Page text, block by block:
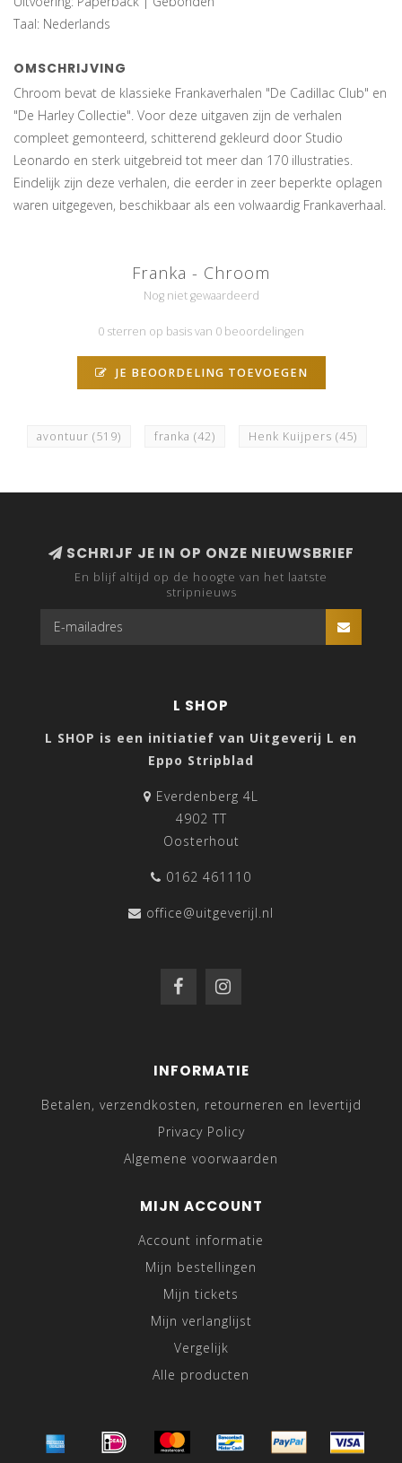
Taal: Nederlands
OMSCHRIJVING
Chroom bevat de klassieke Frankaverhalen "De Cadillac Club" en
"De Harley Collectie". Voor deze uitgaven zijn de verhalen
compleet gemonteerd, schitterend gekleurd door Studio
Leonardo en sterk uitgebreid tot meer dan 170 illustraties.
Eindelijk zijn deze verhalen, die eerder in zeer beperkte oplagen
waren uitgegeven, beschikbaar als een volwaardig Frankaverhaal.
Franka - Chroom
Nog niet gewaardeerd
0 sterren op basis van 0 beoordelingen
JE BEOORDELING TOEVOEGEN
avontuur (519) franka (42) Henk Kuijpers (45)
SCHRIJF JE IN OP ONZE NIEUWSBRIEF
En blijf altijd op de hoogte van het laatste
stripnieuws
L SHOP
L SHOP is een initiatief van Uitgeverij L en
Eppo Stripblad
Everdenberg 4L
4902 TT
Oosterhout
0162 461110
office@uitgeverijl.nl
INFORMATIE
Betalen, verzendkosten, retourneren en levertijd
Privacy Policy
Algemene voorwaarden
MIJN ACCOUNT
Account informatie
Mijn bestellingen
Mijn tickets
Mijn verlanglijst
Vergelijk
Alle producten